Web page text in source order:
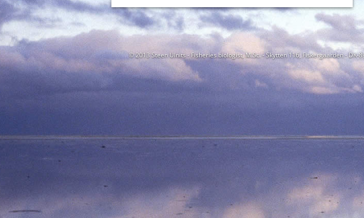
© 2013 Steen Ulnits - Fisheries biologist, M.Sc. - Skytten 116, Fiskergaarden -